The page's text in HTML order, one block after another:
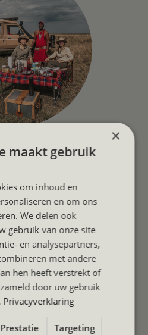
lokaal en reist goed
je rechtstreeks bij de
uitvoert. Safari Compass
kompas in de
je heen gaat, maar ook
zijn gemaakt.
×
maakt gebruik
om inhoud en
en om ons
We delen ook
gebruik van onze site
en analysepartners,
met andere
hen heeft verstrekt of
door uw gebruik
Privacyverklaring
Prestatie Targeting